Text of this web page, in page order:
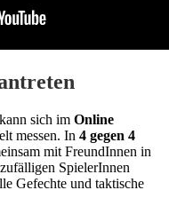
sich im Online
messen. In 4 gegen 4
mit FreundInnen in
SpielerInnen
Gefechte und taktische